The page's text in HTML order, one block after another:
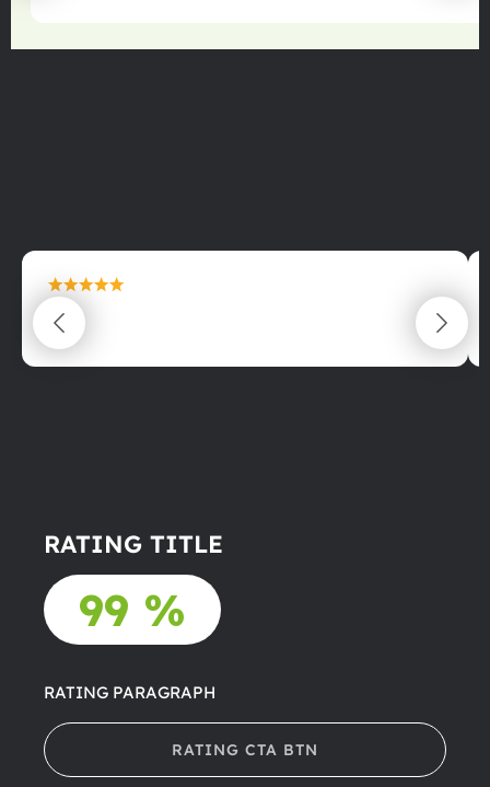
maximální spokojenost
22.06.2025
RATING TITLE
99 %
RATING PARAGRAPH
RATING CTA BTN